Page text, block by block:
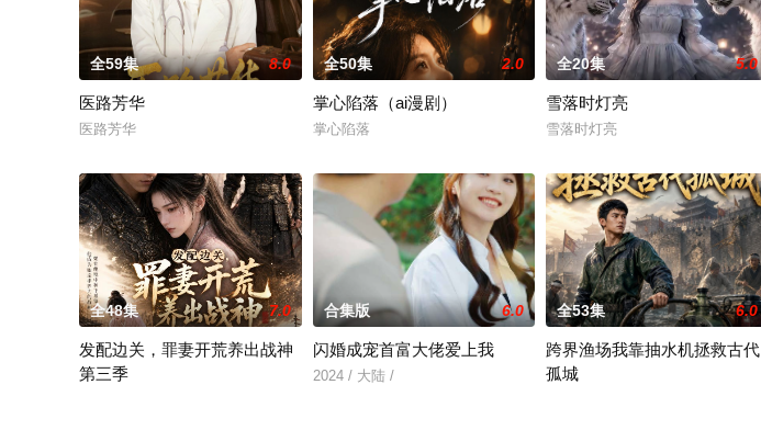
全59集 8.0
医路芳华
医路芳华
全50集 2.0
掌心陷落（ai漫剧）
掌心陷落
全20集 5.0
雪落时灯亮
雪落时灯亮
全48集 7.0
发配边关，罪妻开荒养出战神
第三季
合集版 6.0
闪婚成宠首富大佬爱上我
2024 / 大陆 /
全53集 6.0
跨界渔场我靠抽水机拯救古代
孤城